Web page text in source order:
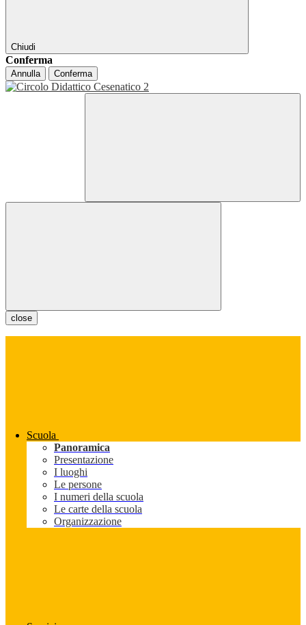
Chiudi
Conferma
Annulla Conferma
close
Scuola
Panoramica
Presentazione
I luoghi
Le persone
I numeri della scuola
Le carte della scuola
Organizzazione